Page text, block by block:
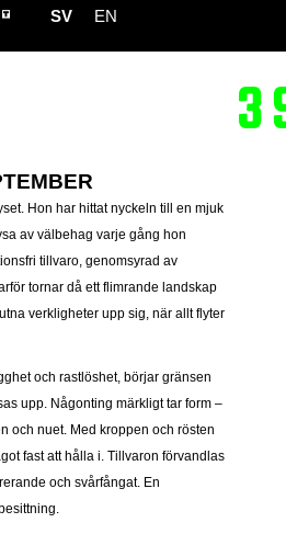
SV EN
3
Hon har hittat nyckeln till en mjuk
av välbehag varje gång hon
tillvaro, genomsyrad av
tornar då ett flimrande landskap
verkligheter upp sig, när allt flyter
och rastlöshet, börjar gränsen
upp. Någonting märkligt tar form –
och nuet. Med kroppen och rösten
fast att hålla i. Tillvaron förvandlas
och svårfångat. En